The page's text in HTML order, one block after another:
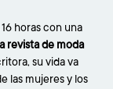
horas con una
revista de moda
su vida va
las mujeres y los